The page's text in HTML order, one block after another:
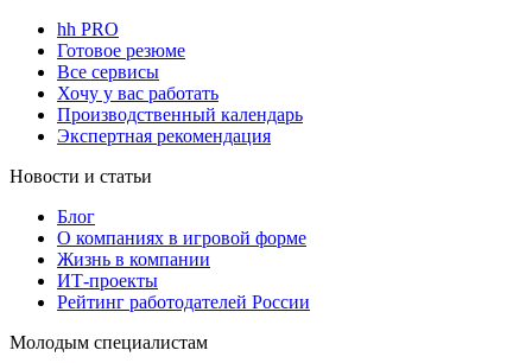
hh PRO
Готовое резюме
Все сервисы
Хочу у вас работать
Производственный календарь
Экспертная рекомендация
Новости и статьи
Блог
О компаниях в игровой форме
Жизнь в компании
ИТ-проекты
Рейтинг работодателей России
Молодым специалистам